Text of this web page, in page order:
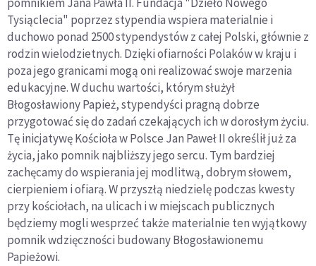
Tysiąclecia" poprzez stypendia wspiera materialnie i
duchowo ponad 2500 stypendystów z całej Polski, głównie z
rodzin wielodzietnych. Dzięki ofiarności Polaków w kraju i
poza jego granicami mogą oni realizować swoje marzenia
edukacyjne. W duchu wartości, którym służył
Błogosławiony Papież, stypendyści pragną dobrze
przygotować się do zadań czekających ich w dorosłym życiu.
Tę inicjatywę Kościoła w Polsce Jan Paweł II określił już za
życia, jako pomnik najbliższy jego sercu. Tym bardziej
zachęcamy do wspierania jej modlitwą, dobrym słowem,
cierpieniem i ofiarą. W przyszłą niedzielę podczas kwesty
przy kościołach, na ulicach i w miejscach publicznych
będziemy mogli wesprzeć także materialnie ten wyjątkowy
pomnik wdzięczności budowany Błogosławionemu
Papieżowi.